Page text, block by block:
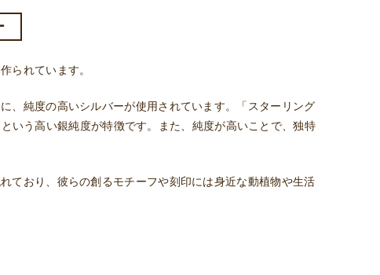
られています。
、純度の高いシルバーが使用されています。「スターリング
いう高い銀純度が特徴です。また、純度が高いことで、独特
ており、彼らの創るモチーフや刻印には身近な動植物や生活